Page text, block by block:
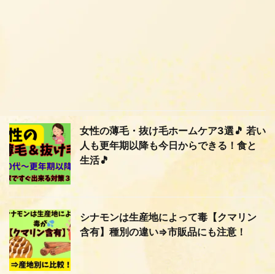
女性の薄毛・抜け毛ホームケア3選🎵 若い
人も更年期以降も今日からできる！食と
生活🎵
シナモンは生産地によって毒【クマリン
含有】種別の違い⇒市販品にも注意！